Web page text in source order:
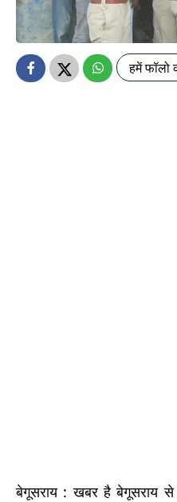
हमें फॉलो
बेगूसराय : खबर है बेगूसराय से